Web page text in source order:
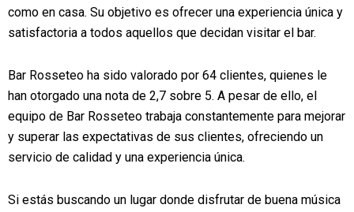
como en casa. Su objetivo es ofrecer una experiencia única y
satisfactoria a todos aquellos que decidan visitar el bar.
Bar Rosseteo ha sido valorado por 64 clientes, quienes le
han otorgado una nota de 2,7 sobre 5. A pesar de ello, el
equipo de Bar Rosseteo trabaja constantemente para mejorar
y superar las expectativas de sus clientes, ofreciendo un
servicio de calidad y una experiencia única.
Si estás buscando un lugar donde disfrutar de buena música